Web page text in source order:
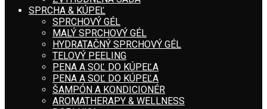
SPRCHA & KÚPEĽ
SPRCHOVÝ GÉL
MALÝ SPRCHOVÝ GÉL
HYDRATAČNÝ SPRCHOVÝ GÉL
TELOVÝ PEELING
PENA A SOĽ DO KÚPEĽA
PENA A SOĽ DO KÚPEĽA
ŠAMPÓN A KONDICIONÉR
AROMATHERAPY & WELLNESS